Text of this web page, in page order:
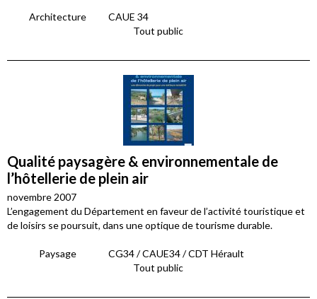
Architecture
CAUE 34
Tout public
Qualité paysagère & environnementale de
l’hôtellerie de plein air
novembre 2007
L’engagement du Département en faveur de l’activité touristique et
de loisirs se poursuit, dans une optique de tourisme durable.
Paysage
CG34 / CAUE34 / CDT Hérault
Tout public